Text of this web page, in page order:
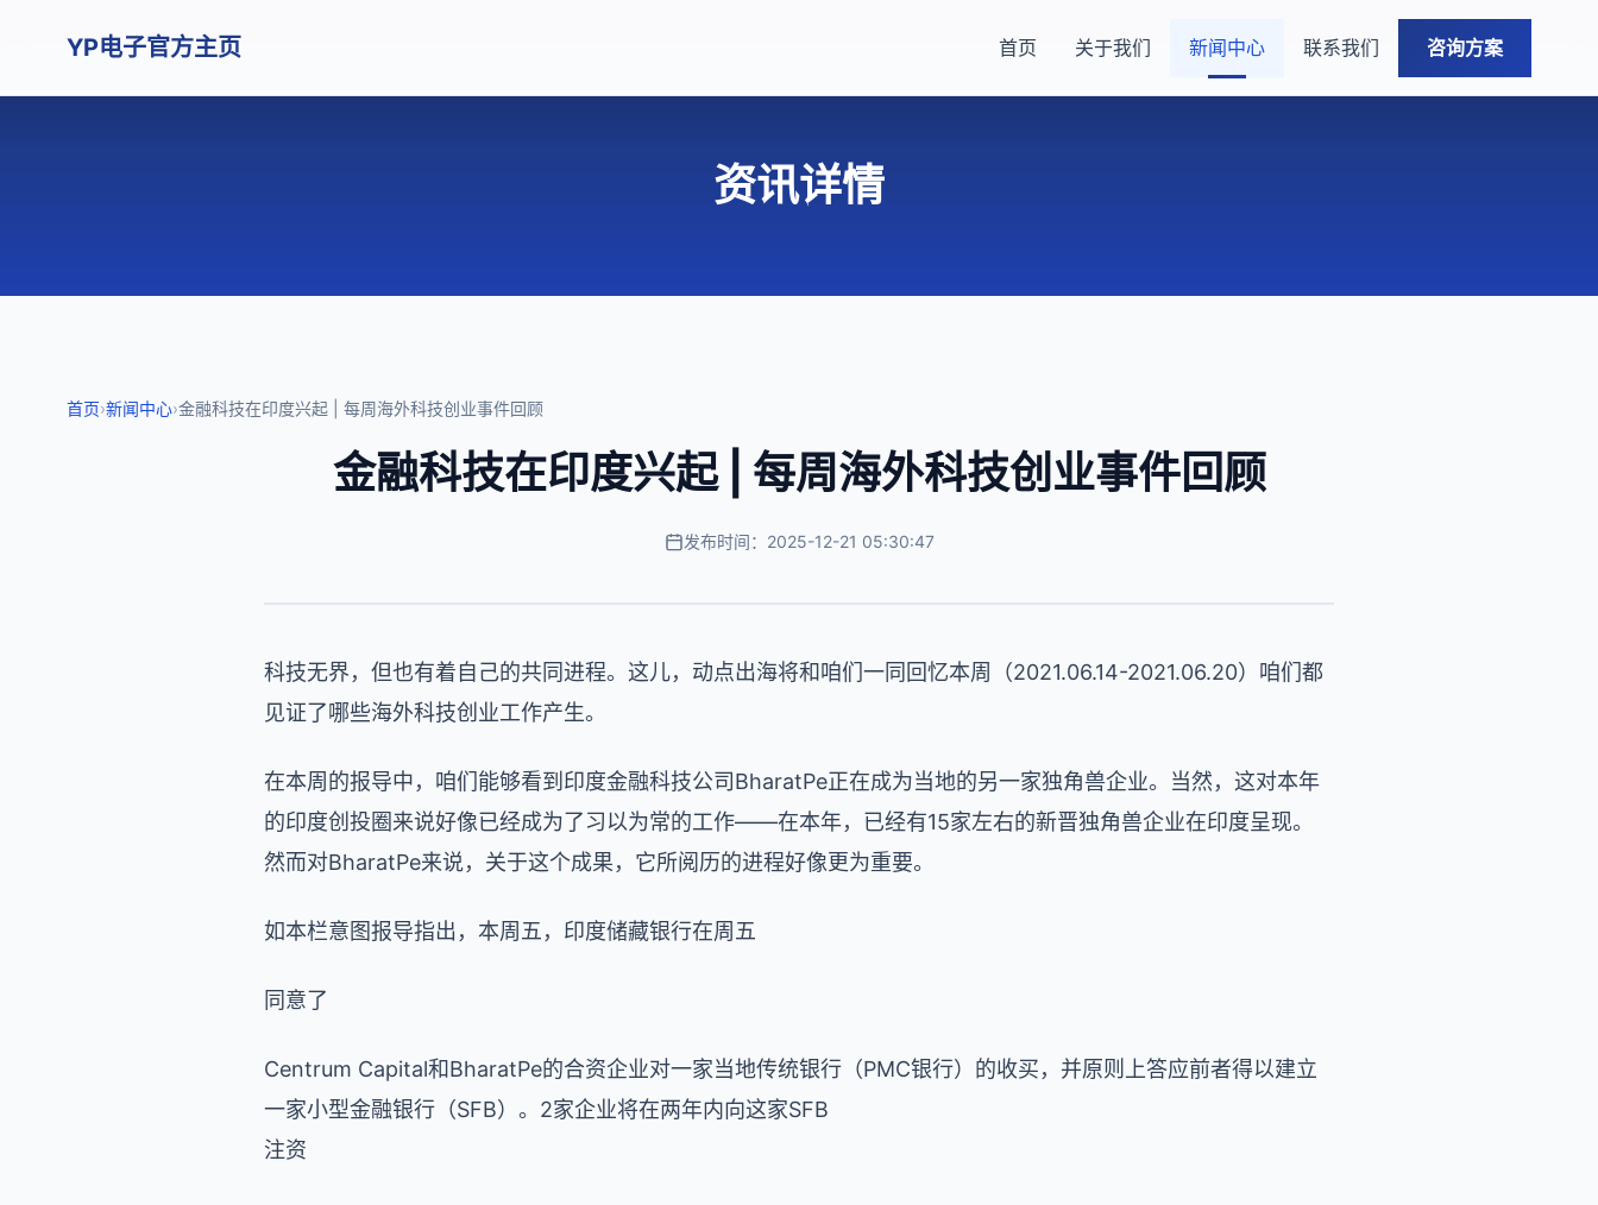
YP电子官方主页 首页 关于我们 新闻中心 联系我们 咨询方案
资讯详情
首页›新闻中心›金融科技在印度兴起 | 每周海外科技创业事件回顾
金融科技在印度兴起 | 每周海外科技创业事件回顾
发布时间：2025-12-21 05:30:47
科技无界，但也有着自己的共同进程。这儿，动点出海将和咱们一同回忆本周（2021.06.14-2021.06.20）咱们都
见证了哪些海外科技创业工作产生。
在本周的报导中，咱们能够看到印度金融科技公司BharatPe正在成为当地的另一家独角兽企业。当然，这对本年
的印度创投圈来说好像已经成为了习以为常的工作——在本年，已经有15家左右的新晋独角兽企业在印度呈现。
然而对BharatPe来说，关于这个成果，它所阅历的进程好像更为重要。
如本栏意图报导指出，本周五，印度储藏银行在周五
同意了
Centrum Capital和BharatPe的合资企业对一家当地传统银行（PMC银行）的收买，并原则上答应前者得以建立
一家小型金融银行（SFB）。2家企业将在两年内向这家SFB
注资